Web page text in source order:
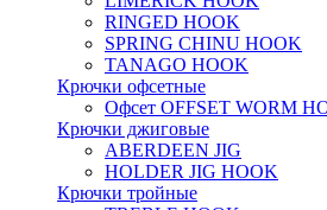
RINGED HOOK
SPRING CHINU HOOK
TANAGO HOOK
Крючки офсетные
Офсет OFFSET WORM
Крючки джиговые
ABERDEEN JIG
HOLDER JIG HOOK
Крючки тройные